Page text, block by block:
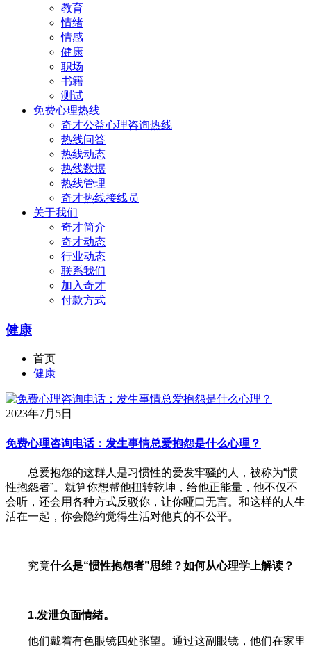
教育
情绪
情感
健康
职场
书籍
测试
免费心理热线
奇才公益心理咨询热线
热线问答
热线动态
热线数据
热线管理
奇才热线接线员
关于我们
奇才简介
奇才动态
行业动态
联系我们
加入奇才
付款方式
健康
首页
健康
2023年7月5日
免费心理咨询电话：发生事情总爱抱怨是什么心理？
总爱抱怨的这群人是习惯性的爱发牢骚的人，被称为“惯
性抱怨者”。就算你想帮他扭转乾坤，给他正能量，他不仅不
会听，还会用各种方式反驳你，让你哑口无言。和这样的人生
活在一起，你会隐约觉得生活对他真的不公平。
究竟什么是“惯性抱怨者”思维？如何从心理学上解读？
1.发泄负面情绪。
他们戴着有色眼镜四处张望。通过这副眼镜，他们在家里